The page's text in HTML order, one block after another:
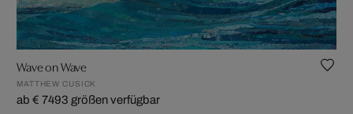
Wave on Wave
MATTHEW CUSICK
ab € 7493 größen verfügbar